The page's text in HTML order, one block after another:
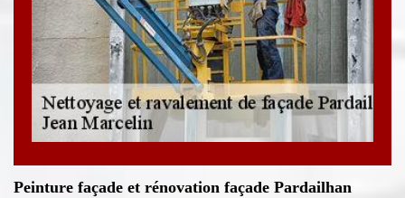
Peinture façade et rénovation façade Pardailhan